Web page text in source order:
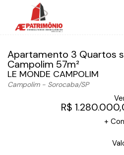
Apartamento 3 Quartos
Campolim 57m²
LE MONDE CAMPOLIM
Campolim - Sorocaba/SP
R$
+